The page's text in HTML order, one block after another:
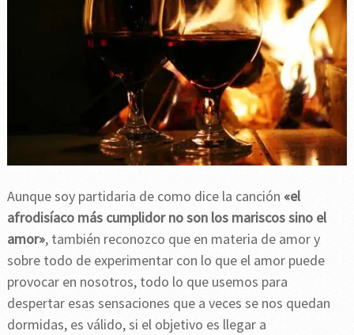
Aunque soy partidaria de como dice la canción «el
afrodisíaco más cumplidor no son los mariscos sino el
amor», también reconozco que en materia de amor y
sobre todo de experimentar con lo que el amor puede
provocar en nosotros, todo lo que usemos para
despertar esas sensaciones que a veces se nos quedan
dormidas, es válido, si el objetivo es llegar a